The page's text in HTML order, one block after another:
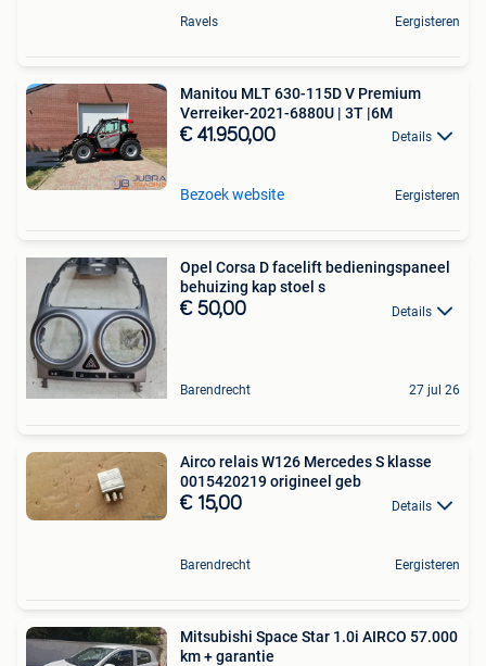
Ravels Eergisteren
Manitou MLT 630-115D V Premium
Verreiker-2021-6880U | 3T |6M
€ 41.950,00 Details
Bezoek website Eergisteren
Opel Corsa D facelift bedieningspaneel
behuizing kap stoel s
€ 50,00 Details
Barendrecht 27 jul 26
Airco relais W126 Mercedes S klasse
0015420219 origineel geb
€ 15,00 Details
Barendrecht Eergisteren
Mitsubishi Space Star 1.0i AIRCO 57.000
km + garantie